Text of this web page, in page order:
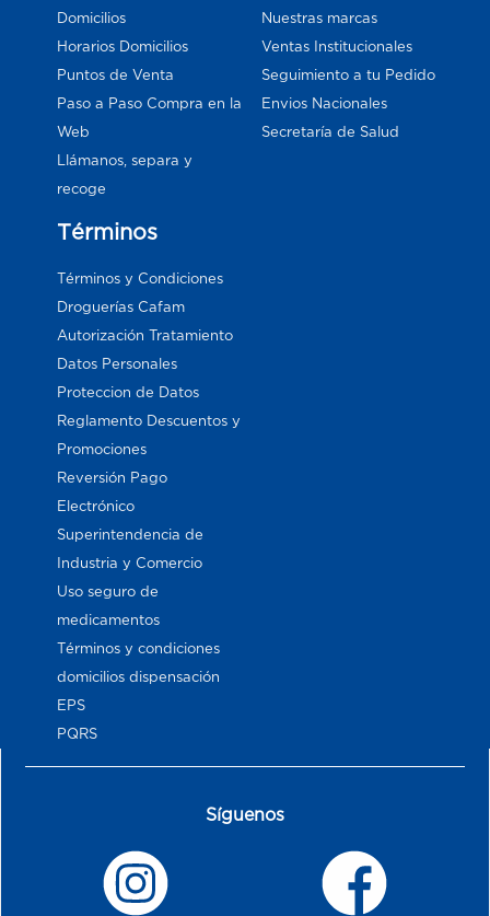
Domicilios
Horarios Domicilios
Puntos de Venta
Paso a Paso Compra en la
Web
Llámanos, separa y
recoge
Nuestras marcas
Ventas Institucionales
Seguimiento a tu Pedido
Envios Nacionales
Secretaría de Salud
Términos
Términos y Condiciones
Droguerías Cafam
Autorización Tratamiento
Datos Personales
Proteccion de Datos
Reglamento Descuentos y
Promociones
Reversión Pago
Electrónico
Superintendencia de
Industria y Comercio
Uso seguro de
medicamentos
Términos y condiciones
domicilios dispensación
EPS
PQRS
Síguenos